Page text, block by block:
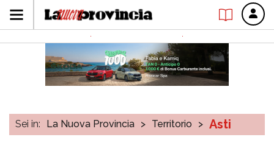
Sei in: La Nuova Provincia > Territorio > Asti